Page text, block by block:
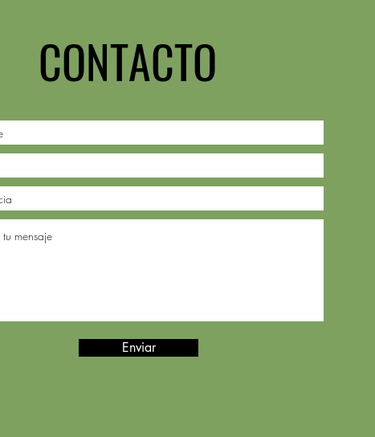
CONTACTO
Enviar